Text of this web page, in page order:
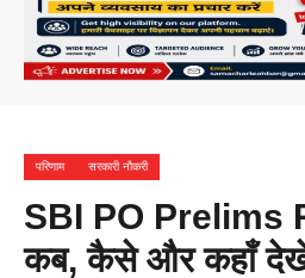
परिणाम सरकारी नौकरी
SBI PO Prelims
कब, कैसे और कहाँ